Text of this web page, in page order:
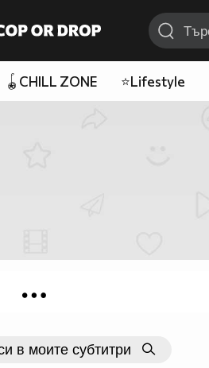
🪀CHILL ZONE ⭐Lifestyle